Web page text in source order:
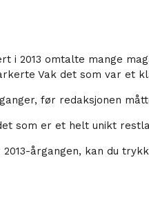
i 2013 omtalte mange
Vak det som var et
før redaksjonen
som er et helt unikt
årgangen, kan du